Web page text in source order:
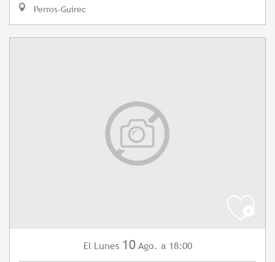
Perros-Guirec
El Lunes 10 Ago. a 18:00